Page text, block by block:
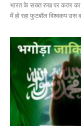
भारत के सख्त रुख पर कतर का
में हो रहा फुटबॉल विश्वकप उस